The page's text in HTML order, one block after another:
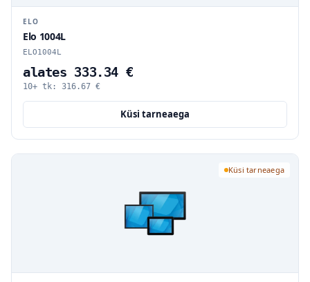
ELO
Elo 1004L
ELO1004L
alates 333.34 €
10+ tk: 316.67 €
Küsi tarneaega
Küsi tarneaega